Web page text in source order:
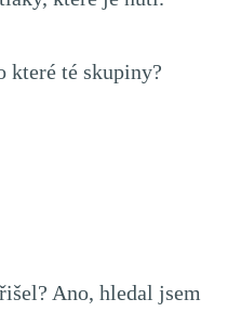
které té skupiny?
Ano, hledal jsem